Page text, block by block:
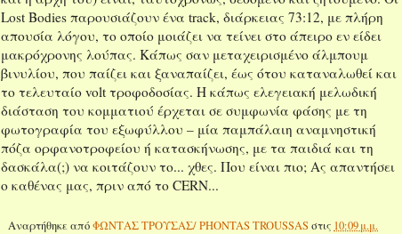
Lost Bodies παρουσιάζουν ένα track, διάρκειας 73:12, με πλήρη
απουσία λόγου, το οποίο μοιάζει να τείνει στο άπειρο εν είδει
μακρόχρονης λούπας. Κάπως σαν μεταχειρισμένο άλμπουμ
βινυλίου, που παίζει και ξαναπαίζει, έως ότου καταναλωθεί και
το τελευταίο volt τροφοδοσίας. Η κάπως ελεγειακή μελωδική
διάσταση του κομματιού έρχεται σε συμφωνία φάσης με τη
φωτογραφία του εξωφύλλου – μία παμπάλαιη αναμνηστική
πόζα ορφανοτροφείου ή κατασκήνωσης, με τα παιδιά και τη
δασκάλα(;) να κοιτάζουν το... χθες. Που είναι πιο; Ας απαντήσει
ο καθένας μας, πριν από το CERN...
Αναρτήθηκε απόΦΩΝΤΑΣ ΤΡΟΥΣΑΣ/ PHONTAS TROUSSASστις 10:09 μ.μ.